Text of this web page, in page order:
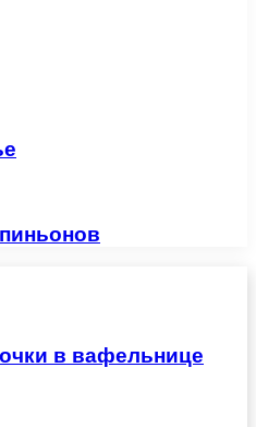
в вафельнице